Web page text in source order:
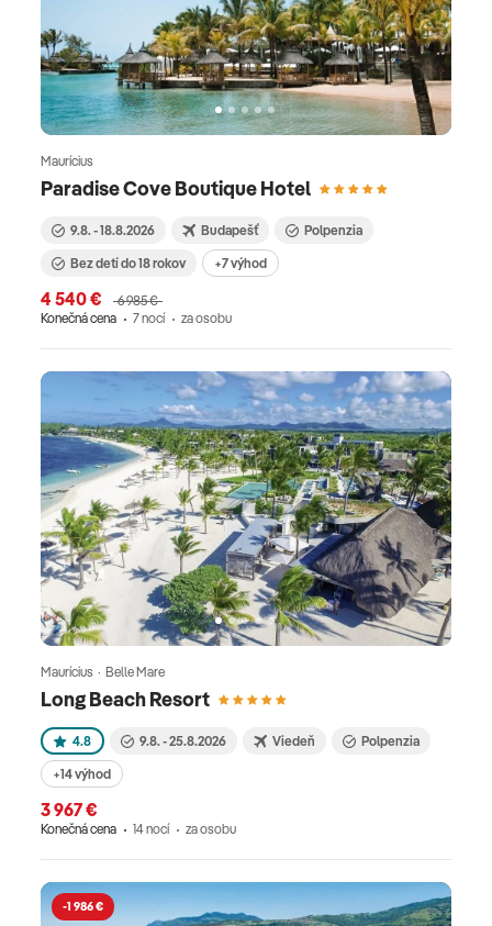
Paradise Cove Boutique Hotel
Maurícius
9.8. - 18.8.2026 Budapešť
Polpenzia
Bez detí do 18 rokov
+7 výhod
4 540 €
6 985 €
Konečná cena
7 nocí za osobu
Long Beach Resort
Maurícius · Belle Mare
4.8 9.8. - 25.8.2026 Viedeň Polpenzia
+14 výhod
3 967 €
Konečná cena 14 nocí za osobu
-1 986 €